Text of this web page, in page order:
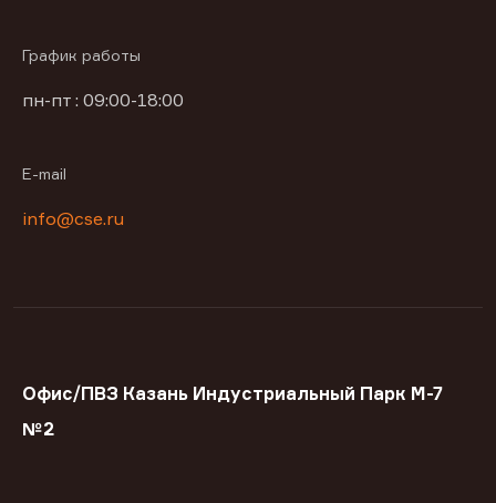
График работы
пн-пт : 09:00-18:00
E-mail
info@cse.ru
Офис/ПВЗ Казань Индустриальный Парк М-7
№2